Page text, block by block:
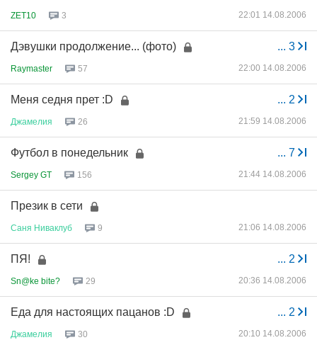
ZET10 3 22:01 14.08.2006
... 3
Дэвушки продолжение... (фото)
Raymaster 57 22:00 14.08.2006
... 2
Меня седня прет :D
Джамелия 26 21:59 14.08.2006
... 7
Футбол в понедельник
Sergey GT 156 21:44 14.08.2006
Презик в сети
Саня Ниваклуб 9 21:06 14.08.2006
... 2
ПЯ!
Sn@ke bite? 29 20:36 14.08.2006
... 2
Еда для настоящих пацанов :D
Джамелия 30 20:10 14.08.2006